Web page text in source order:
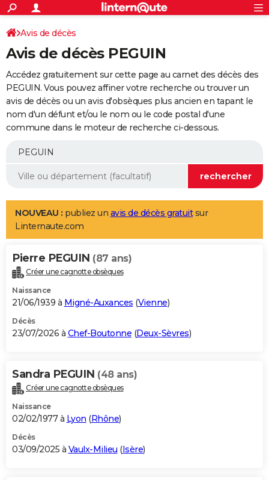
ACTUALITÉS
Politique
Société
Faits Divers
Education
Monde
Villes
+
SPORT
Coupe du monde 2026
Football
Tennis
Cyclisme
Rugby
Forum
Programme TV
TNT
Streaming
Cinéma
Sorties cinéma
Musique
+
FINANCE
Retraite
Epargne
Immobilier
Risques naturels par ville
Banque
Assurance
AUTO
Essais
Réserver un essai
Citadines
Berlines
SUV
Forum auto
+
Mobiles
Meilleur smartphone
Internet
Ordinateurs
Jeux vidéo
Guide high-tech
Aménagement intérieur
LIFESTYLE
Art de vivre
Bien-être
Loisirs
Mode
Modes de vie
Alimentation
Guide de la santé
Maladies
Médicaments
Sommeil
VOYAGE
Destinations
City break
Voyage nature
Voyage de noces
Forum
Climat
+PHOTO
GUIDES D'ACHAT
BONS PLANS
Carte de Noël
Carte Bonne année
Carte Saint-Valentin
Carte Pâques
Carte d'anniversaire
DICTIONNAIRE
Dictionnaire
Biographies
Citations
Expressions
Proverbes
PROGRAMME TV
S'inscrire
Se connecter
Lycées
Collèges
Primaires
Universités
Entreprises
Service militaire
Avis de recherche
AVIS DE DÉCÈS
Avis de décès
Avis de décès PEGUIN
Accédez gratuitement sur cette page au carnet des décès des
PEGUIN. Vous pouvez affiner votre recherche ou trouver un
avis de décès ou un avis d'obsèques plus ancien en tapant le
nom d'un défunt et/ou le nom ou le code postal d'une
commune dans le moteur de recherche ci-dessous.
NOUVEAU : publiez un avis de décès gratuitsur
Linternaute.com
Pierre PEGUIN (87 ans)
Créer une cagnotte obsèques
Naissance
21/06/1939 à Migné-Auxances (Vienne)
Décès
23/07/2026 à Chef-Boutonne (Deux-Sèvres)
Sandra PEGUIN (48 ans)
Créer une cagnotte obsèques
Naissance
02/02/1977 à Lyon (Rhône)
Décès
03/09/2025 à Vaulx-Milieu (Isère)